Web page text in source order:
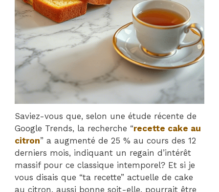
Saviez-vous que, selon une étude récente de
Google Trends, la recherche “recette cake au
citron” a augmenté de 25 % au cours des 12
derniers mois, indiquant un regain d’intérêt
massif pour ce classique intemporel? Et si je
vous disais que “ta recette” actuelle de cake
au citron, aussi bonne soit-elle, pourrait être